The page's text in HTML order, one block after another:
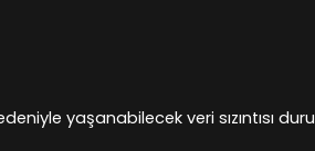
yaşanabilecek veri sızıntısı